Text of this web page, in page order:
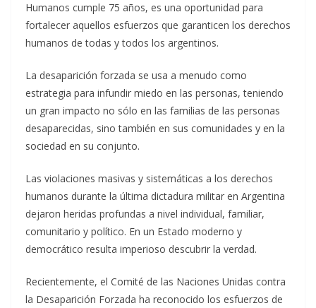
Humanos cumple 75 años, es una oportunidad para
fortalecer aquellos esfuerzos que garanticen los derechos
humanos de todas y todos los argentinos.
La desaparición forzada se usa a menudo como
estrategia para infundir miedo en las personas, teniendo
un gran impacto no sólo en las familias de las personas
desaparecidas, sino también en sus comunidades y en la
sociedad en su conjunto.
Las violaciones masivas y sistemáticas a los derechos
humanos durante la última dictadura militar en Argentina
dejaron heridas profundas a nivel individual, familiar,
comunitario y político. En un Estado moderno y
democrático resulta imperioso descubrir la verdad.
Recientemente, el Comité de las Naciones Unidas contra
la Desaparición Forzada ha reconocido los esfuerzos de